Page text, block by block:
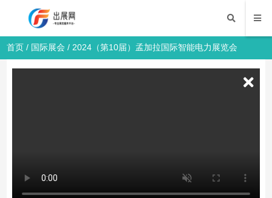
首页 / 国际展会 / 2024（第10届）孟加拉国际智能电力展览会